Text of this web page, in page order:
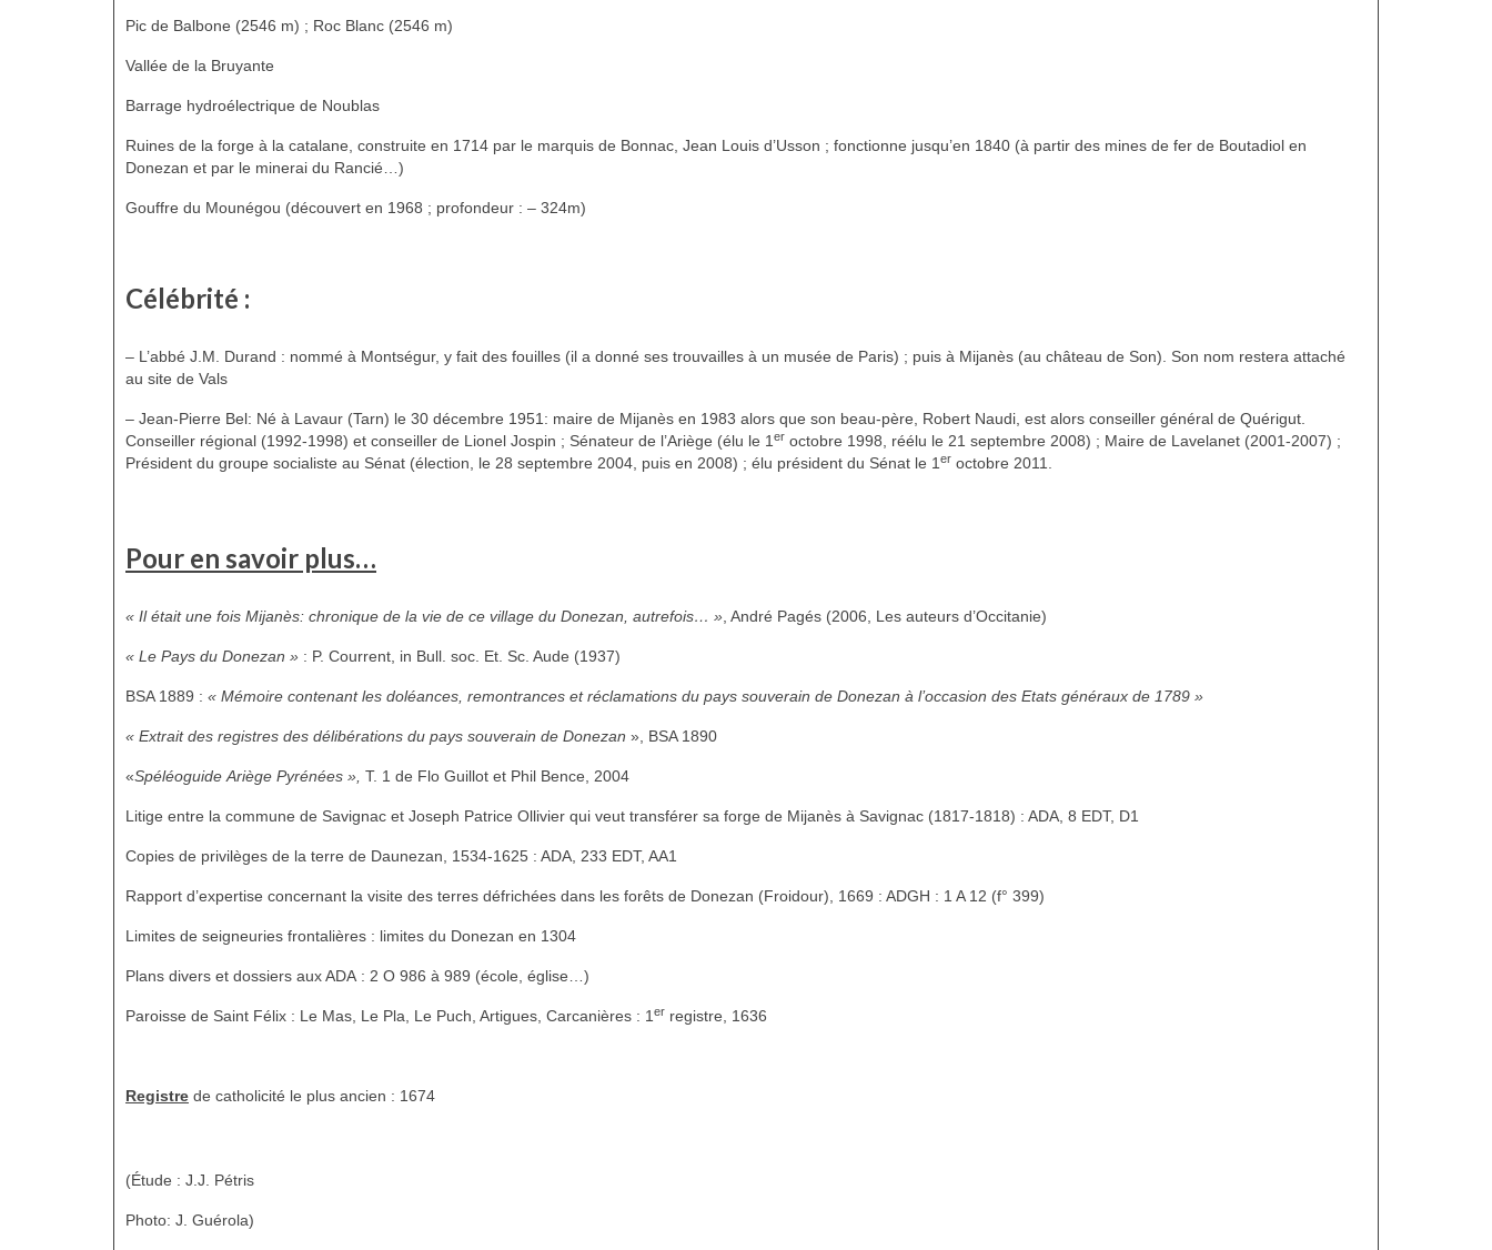
Pic de Balbone (2546 m) ; Roc Blanc (2546 m)
Vallée de la Bruyante
Barrage hydroélectrique de Noublas
Ruines de la forge à la catalane, construite en 1714 par le marquis de Bonnac, Jean Louis d’Usson ; fonctionne jusqu’en 1840 (à partir des mines de fer de Boutadiol en
Donezan et par le minerai du Rancié…)
Gouffre du Mounégou (découvert en 1968 ; profondeur : – 324m)
Célébrité :
– L’abbé J.M. Durand : nommé à Montségur, y fait des fouilles (il a donné ses trouvailles à un musée de Paris) ; puis à Mijanès (au château de Son). Son nom restera attaché
au site de Vals
– Jean-Pierre Bel: Né à Lavaur (Tarn) le 30 décembre 1951: maire de Mijanès en 1983 alors que son beau-père, Robert Naudi, est alors conseiller général de Quérigut.
Conseiller régional (1992-1998) et conseiller de Lionel Jospin ; Sénateur de l’Ariège (élu le 1 er octobre 1998, réélu le 21 septembre 2008) ; Maire de Lavelanet (2001-2007) ;
Président du groupe socialiste au Sénat (élection, le 28 septembre 2004, puis en 2008) ; élu président du Sénat le 1 er octobre 2011.
Pour en savoir plus…
« Il était une fois Mijanès: chronique de la vie de ce village du Donezan, autrefois… », André Pagés (2006, Les auteurs d’Occitanie)
« Le Pays du Donezan » : P. Courrent, in Bull. soc. Et. Sc. Aude (1937)
BSA 1889 : « Mémoire contenant les doléances, remontrances et réclamations du pays souverain de Donezan à l’occasion des Etats généraux de 1789 »
« Extrait des registres des délibérations du pays souverain de Donezan », BSA 1890
«Spéléoguide Ariège Pyrénées », T. 1 de Flo Guillot et Phil Bence, 2004
Litige entre la commune de Savignac et Joseph Patrice Ollivier qui veut transférer sa forge de Mijanès à Savignac (1817-1818) : ADA, 8 EDT, D1
Copies de privilèges de la terre de Daunezan, 1534-1625 : ADA, 233 EDT, AA1
Rapport d’expertise concernant la visite des terres défrichées dans les forêts de Donezan (Froidour), 1669 : ADGH : 1 A 12 (f° 399)
Limites de seigneuries frontalières : limites du Donezan en 1304
Plans divers et dossiers aux ADA : 2 O 986 à 989 (école, église…)
Paroisse de Saint Félix : Le Mas, Le Pla, Le Puch, Artigues, Carcanières : 1er registre, 1636
Registre de catholicité le plus ancien : 1674
(Étude : J.J. Pétris
Photo: J. Guérola)